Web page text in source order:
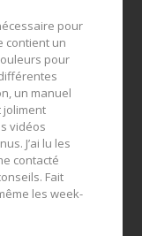
pour
contient un
pour
un manuel
joliment
vidéos
J’ai lu les
contacté
Fait
les week-